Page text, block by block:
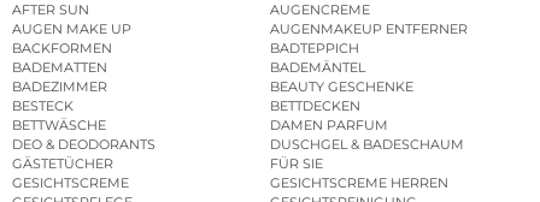
AFTER SUN
AUGENCREME
AUGEN MAKE UP
AUGENMAKEUP ENTFERNER
BACKFORMEN
BADTEPPICH
BADEMATTEN
BADEMÄNTEL
BADEZIMMER
BEAUTY GESCHENKE
BESTECK
BETTDECKEN
BETTWÄSCHE
DAMEN PARFUM
DEO & DEODORANTS
DUSCHGEL & BADESCHAUM
GÄSTETÜCHER
FÜR SIE
GESICHTSCREME
GESICHTSCREME HERREN